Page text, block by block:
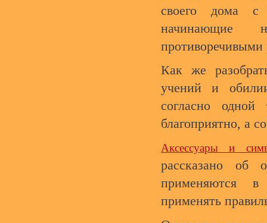
своего дома с
начинающие
Как же
учений и
согласно одной
благоприятно, а
Аксессуары и
рассказано об
применяются
применять